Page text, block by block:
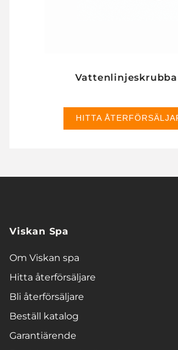
HITTA
Viskan Spa
Om Viskan spa
Hitta återförsäljare
Bli återförsäljare
Beställ katalog
Garantiärende